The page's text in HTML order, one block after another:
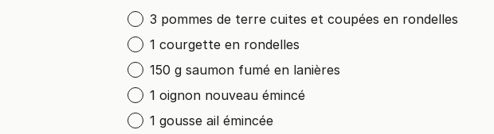
3 pommes de terre cuites et coupées en rondelles
1 courgette en rondelles
150 g saumon fumé en lanières
1 oignon nouveau émincé
1 gousse ail émincée